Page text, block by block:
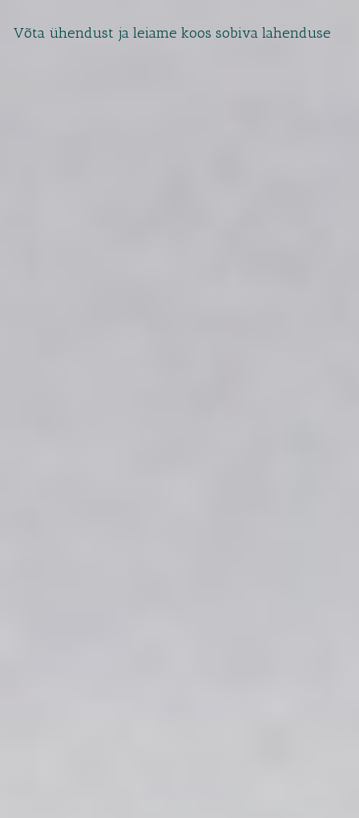
Võta ühendust ja leiame koos sobiva lahenduse